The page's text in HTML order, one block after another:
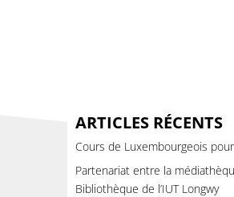
ARTICLES RÉCENTS
Cours de Luxembourgeois
Partenariat entre la
Bibliothèque de l’IUT Longwy